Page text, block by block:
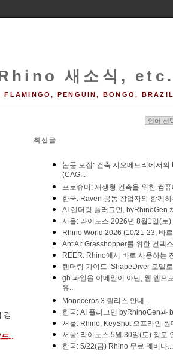
새소식, etc.
FLAMINGO, PENGUIN, BONGO, BRAZIL
경
...
최신글